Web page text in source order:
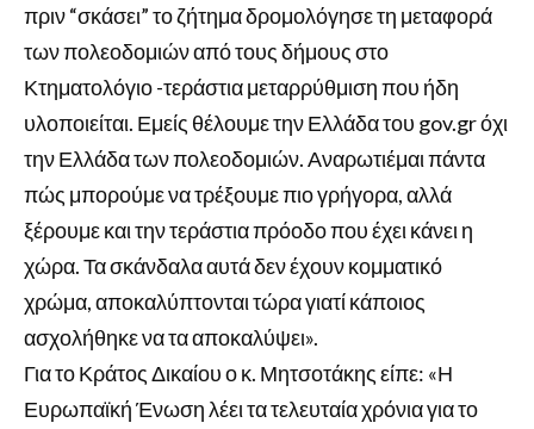
πριν “σκάσει” το ζήτημα δρομολόγησε τη μεταφορά
των πολεοδομιών από τους δήμους στο
Κτηματολόγιο -τεράστια μεταρρύθμιση που ήδη
υλοποιείται. Εμείς θέλουμε την Ελλάδα του gov.gr όχι
την Ελλάδα των πολεοδομιών. Αναρωτιέμαι πάντα
πώς μπορούμε να τρέξουμε πιο γρήγορα, αλλά
ξέρουμε και την τεράστια πρόοδο που έχει κάνει η
χώρα. Τα σκάνδαλα αυτά δεν έχουν κομματικό
χρώμα, αποκαλύπτονται τώρα γιατί κάποιος
ασχολήθηκε να τα αποκαλύψει».
Για το Κράτος Δικαίου ο κ. Μητσοτάκης είπε: «Η
Ευρωπαϊκή Ένωση λέει τα τελευταία χρόνια για το